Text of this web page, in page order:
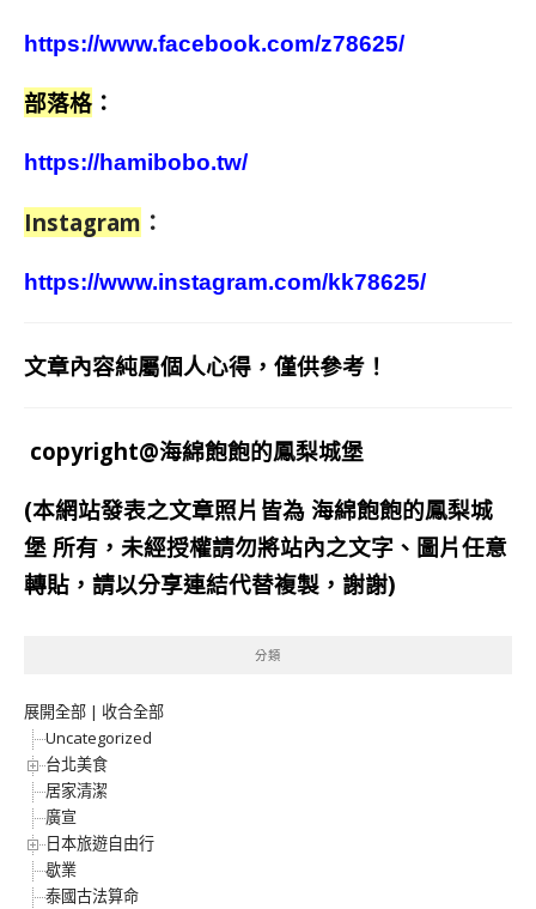
https://www.facebook.com/z78625/
部落格 ：
https://hamibobo.tw/
Instagram ：
https://www.instagram.com/kk78625/
文章內容純屬個人心得，僅供參考！
copyright@海綿飽飽的鳳梨城堡
(本網站發表之文章照片皆為 海綿飽飽的鳳梨城
堡 所有，未經授權請勿將站內之文字、圖片任意
轉貼，請以分享連結代替複製，謝謝)
分類
展開全部 | 收合全部
Uncategorized
台北美食
居家清潔
廣宣
日本旅遊自由行
歇業
泰國古法算命